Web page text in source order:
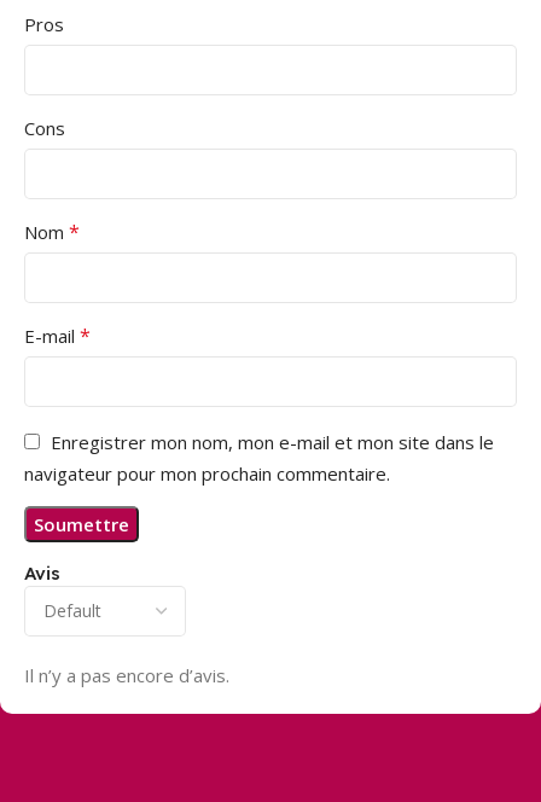
Avis
Il n’y a pas encore d’avis.
Pros
Cons
Nom *
E-mail *
Enregistrer mon nom, mon e-mail et mon site dans le
navigateur pour mon prochain commentaire.